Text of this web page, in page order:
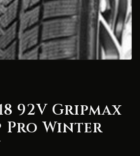
92V Gripmax
Pro Winter